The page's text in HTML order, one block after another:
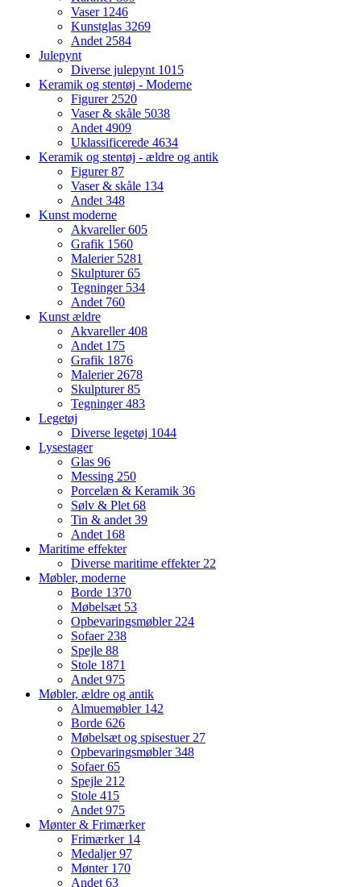
Vaser 1246
Kunstglas 3269
Andet2584
Julepynt
Diverse julepynt 1015
Keramik og stentøj - Moderne
Figurer2520
Vaser & skåle 5038
Andet4909
Uklassificerede 4634
Keramik og stentøj - ældre og antik
Figurer87
Vaser & skåle 134
Andet348
Kunst moderne
Akvareller605
Grafik 1560
Malerier 5281
Skulpturer65
Tegninger 534
Andet 760
Kunst ældre
Akvareller408
Andet 175
Grafik 1876
Malerier2678
Skulpturer85
Tegninger483
Legetøj
Diverse legetøj 1044
Lysestager
Glas 96
Messing 250
Porcelæn & Keramik 36
Sølv & Plet68
Tin & andet39
Andet 168
Maritime effekter
Diverse maritime effekter22
Møbler, moderne
Borde 1370
Møbelsæt 53
Opbevaringsmøbler224
Sofaer238
Spejle 88
Stole 1871
Andet975
Møbler, ældre og antik
Almuemøbler 142
Borde 626
Møbelsæt og spisestuer27
Opbevaringsmøbler348
Sofaer65
Spejle 212
Stole 415
Andet975
Mønter & Frimærker
Frimærker 14
Medaljer97
Mønter 170
Andet63